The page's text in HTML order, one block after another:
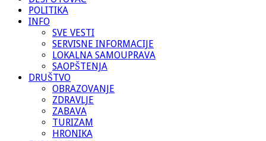
POLITIKA
INFO
SVE VESTI
SERVISNE INFORMACIJE
LOKALNA SAMOUPRAVA
SAOPŠTENJA
DRUŠTVO
OBRAZOVANJE
ZDRAVLJE
ZABAVA
TURIZAM
HRONIKA